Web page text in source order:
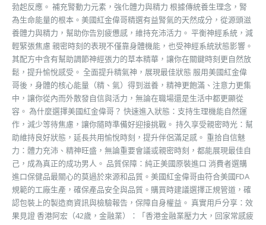
勃起反應。 補充腎動力元素，強化體力與精力 根據傳統養生理念，腎
為生命能量的根本。美國紅金偉哥精選有益腎氣的天然成分，從源頭滋
養體力與精力，幫助你告別疲憊感，維持充沛活力。 平衡神經系統，減
輕緊張焦慮 親密時刻的表現不僅靠身體機能，也受神經系統狀態影響。
其配方中含有幫助調節神經張力的草本精華，讓你在關鍵時刻更自然放
鬆，提升愉悅感受。 全面提升精氣神，展現最佳狀態 服用美國紅金偉
哥後，身體的核心能量（精、氣）得到滋養，精神更飽滿、注意力更集
中，讓你從內而外散發自信與活力，無論在職場還是生活中都更顯從
容。 為什麼選擇美國紅金偉哥？ 快速進入狀態：支持生理機能自然運
作，減少等待焦慮，讓你隨時準備好迎接挑戰。 持久享受親密時光：幫
助維持良好狀態，延長共用愉悅時刻，提升伴侶滿足感。 重拾自信魅
力：體力充沛、精神旺盛，無論重要會議或親密時刻，都能展現最佳自
己，成為真正的成功男人。 品質保障：純正美國原裝進口 消費者選購
進口保健品最關心的莫過於來源和品質。美國紅金偉哥由符合美國FDA
規範的工廠生產，確保產品安全與品質。購買時建議選擇正規管道，確
認包裝上的製造商資訊與檢驗報告，保障自身權益。 真實用戶分享：效
果見證 香港阿宏（42歲，金融業）：「香港金融業壓力大，回家常感疲